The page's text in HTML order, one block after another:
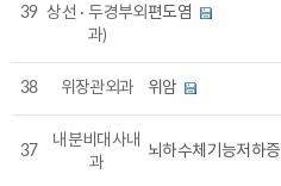
39 상선 · 두경부외
과)
편도염
38 위장관외과 위암
37
내분비대사내
과
뇌하수체기능저하증